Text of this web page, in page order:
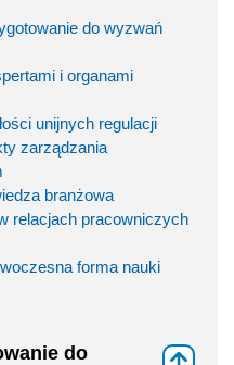
do wyzwań
i organami
unijnych regulacji
zarządzania
branżowa
relacjach pracowniczych
forma nauki
do